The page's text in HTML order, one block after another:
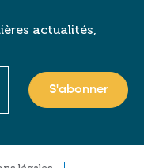
actualités,